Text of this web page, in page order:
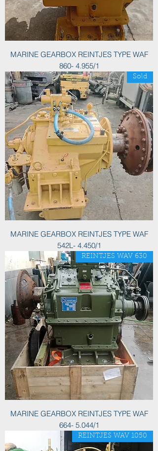
MARINE GEARBOX REINTJES TYPE WAF
860- 4.955/1
Sold
MARINE GEARBOX REINTJES TYPE WAF
542L- 4.450/1
REINTJES WAV 630
MARINE GEARBOX REINTJES TYPE WAF
664- 5.044/1
REINTJES WAV 1050